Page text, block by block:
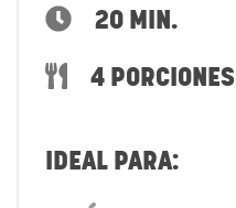
20 MIN.
4 PORCIONES
IDEAL PARA: